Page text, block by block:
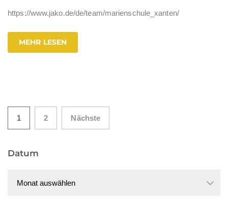
https://www.jako.de/de/team/marienschule_xanten/
MEHR LESEN
Seitennummerierung
Beiträge
1 2 Nächste
Datum